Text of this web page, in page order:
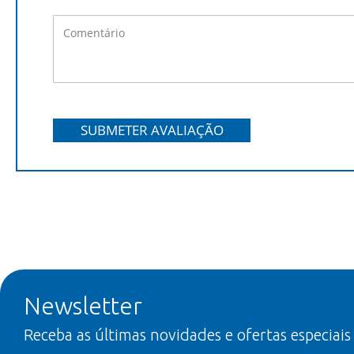
SUBMETER AVALIAÇÃO
Newsletter
Receba as últimas novidades e ofertas